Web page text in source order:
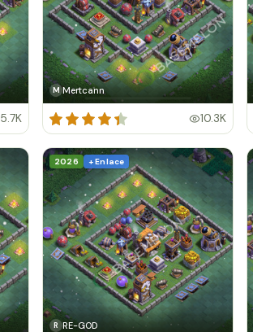
5.7K
M Mertcann
10.3K
2026 + Enlace
R RE-GOD